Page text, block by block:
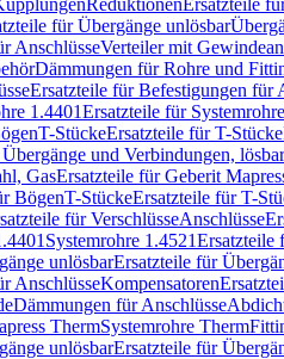
ReduktionenErsatzteile
für Übergänge unlösbar
AnschlüsseVerteiler mit
Dämmungen für Rohre und
Ersatzteile für Befestigungen für
1.4401Ersatzteile für
T-StückeErsatzteile für T-Stücke
und Verbindungen, lösbar
GasErsatzteile für Geberit
BögenT-StückeErsatzteile für T-
für VerschlüsseAnschlüsse
Systemrohre 1.4521Ersatzteile
unlösbarErsatzteile für
AnschlüsseKompensatoren
Dämmungen für Anschlüsse
ThermSystemrohre Therm
unlösbarErsatzteile für